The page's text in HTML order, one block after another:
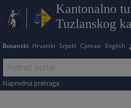
Kantonalno
Tuzlanskog
Bosanski Hrvatski Srpski Српски English
Napredna pretraga